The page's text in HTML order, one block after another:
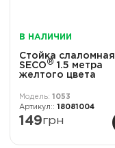
В НАЛИЧИИ
Стойка слаломная
SECO® 1.5 метра
желтого цвета
1053
18081004
149грн